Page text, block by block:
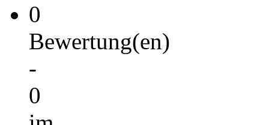
0
Bewertung(en)
-
0